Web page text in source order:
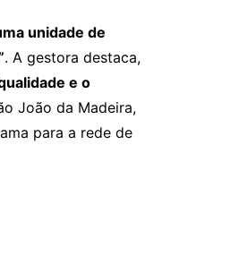
unidade de
. A gestora destaca,
e o
João da Madeira,
para a rede de